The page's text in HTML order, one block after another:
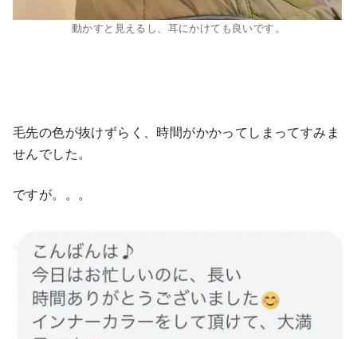
動かすと見えるし、耳にかけても良いです。
毛先の色が抜けずらく、時間がかかってしまってすみま
せんでした。
ですが。。。